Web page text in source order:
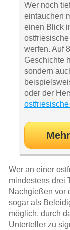
Wer noch
eintauchen
einen Blick
werfen. Auf
Geschichte
sondern
oder der
ostfriesische
Wer an einer
mindestens drei
Nachgießen vor
sogar als
möglich, durch
Unterteller zu